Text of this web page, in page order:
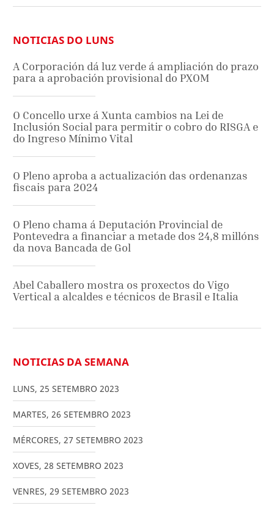
NOTICIAS DO LUNS
A Corporación dá luz verde á ampliación do prazo
para a aprobación provisional do PXOM
O Concello urxe á Xunta cambios na Lei de
Inclusión Social para permitir o cobro do RISGA e
do Ingreso Mínimo Vital
O Pleno aproba a actualización das ordenanzas
fiscais para 2024
O Pleno chama á Deputación Provincial de
Pontevedra a financiar a metade dos 24,8 millóns
da nova Bancada de Gol
Abel Caballero mostra os proxectos do Vigo
Vertical a alcaldes e técnicos de Brasil e Italia
NOTICIAS DA SEMANA
LUNS, 25 SETEMBRO 2023
MARTES, 26 SETEMBRO 2023
MÉRCORES, 27 SETEMBRO 2023
XOVES, 28 SETEMBRO 2023
VENRES, 29 SETEMBRO 2023